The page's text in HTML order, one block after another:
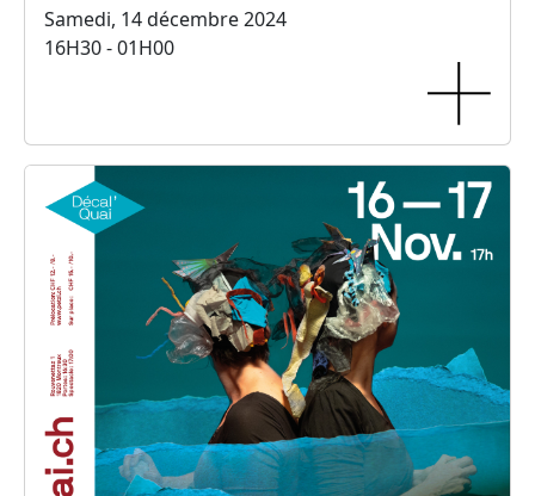
Samedi, 14 décembre 2024
16H30 - 01H00